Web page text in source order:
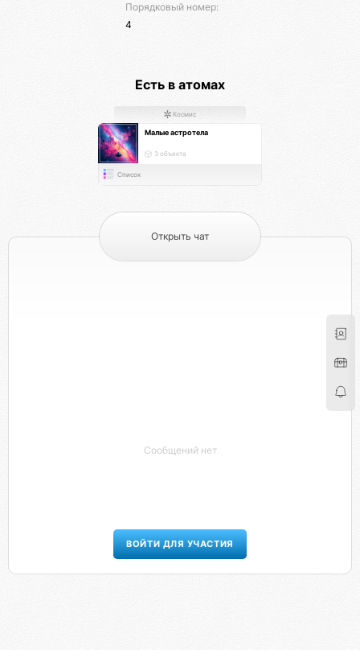
Порядковый номер:
4
Есть в атомах
Космис
Малые астротела
3 объекта
Список
Открыть чат
Сообщений нет
ВОЙТИ ДЛЯ УЧАСТИЯ